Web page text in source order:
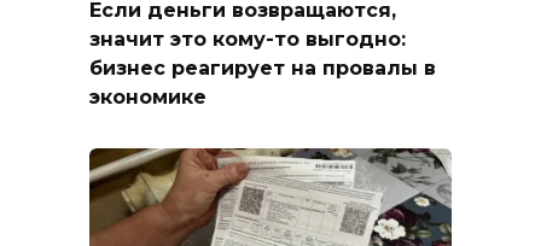
Если деньги возвращаются,
значит это кому-то выгодно:
бизнес реагирует на провалы в
экономике